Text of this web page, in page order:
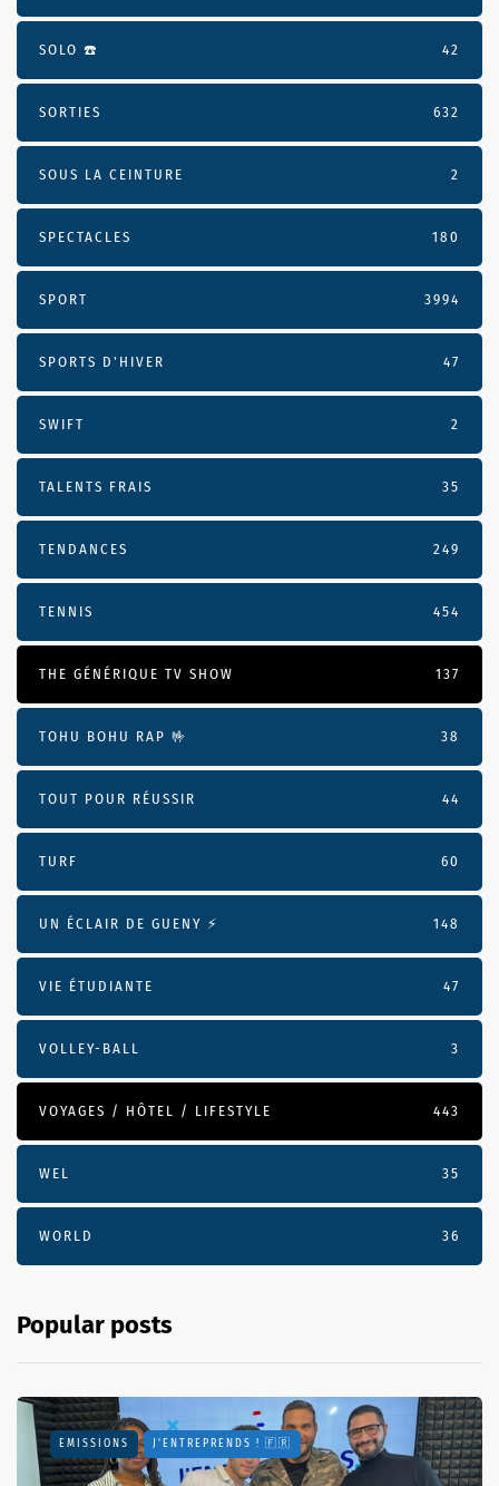
SOLO ☎️ 42
SORTIES 632
SOUS LA CEINTURE 2
SPECTACLES 180
SPORT 3994
SPORTS D'HIVER 47
SWIFT 2
TALENTS FRAIS 35
TENDANCES 249
TENNIS 454
THE GÉNÉRIQUE TV SHOW 137
TOHU BOHU RAP 🤟 38
TOUT POUR RÉUSSIR 44
TURF 60
UN ÉCLAIR DE GUENY ⚡️ 148
VIE ÉTUDIANTE 47
VOLLEY-BALL 3
VOYAGES / HÔTEL / LIFESTYLE 443
WEL 35
WORLD 36
Popular posts
EMISSIONS J'ENTREPRENDS ! 🇫🇷